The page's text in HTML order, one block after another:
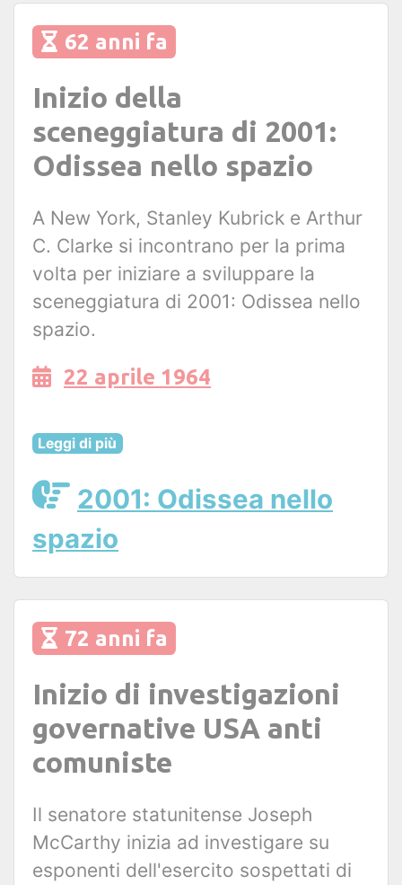
62 anni fa
Inizio della
sceneggiatura di 2001:
Odissea nello spazio
A New York, Stanley Kubrick e Arthur
C. Clarke si incontrano per la prima
volta per iniziare a sviluppare la
sceneggiatura di 2001: Odissea nello
spazio.
22 aprile 1964
Leggi di più
2001: Odissea nello
spazio
72 anni fa
Inizio di investigazioni
governative USA anti
comuniste
Il senatore statunitense Joseph
McCarthy inizia ad investigare su
esponenti dell'esercito sospettati di